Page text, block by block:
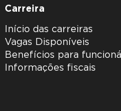
Carreira
Início das carreiras
Vagas Disponíveis
Benefícios para
Informações fiscais